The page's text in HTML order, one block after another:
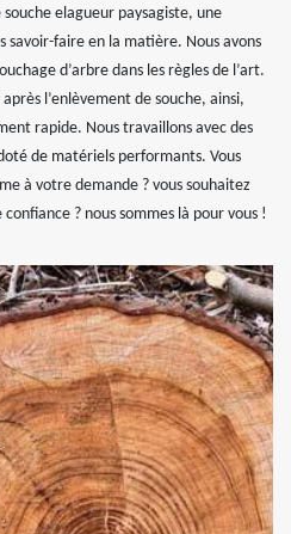
elagueur paysagiste, une
savoir-faire en la matière. Nous avons
d’arbre dans les règles de l’art.
l’enlèvement de souche, ainsi,
rapide. Nous travaillons avec des
de matériels performants. Vous
à votre demande ? vous souhaitez
? nous sommes là pour vous !